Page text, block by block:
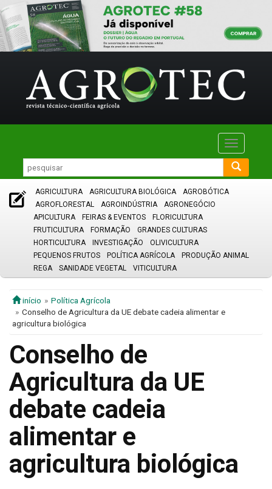
Toggle
AGRICULTURA AGRICULTURA BIOLÓGICA
AGROBÓTICA
AGROFLORESTAL
AGROINDÚSTRIA
AGRONEGÓCIO
APICULTURA
FEIRAS & EVENTOS
FLORICULTURA
FRUTICULTURA
FORMAÇÃO
GRANDES CULTURAS
HORTICULTURA
INVESTIGAÇÃO
OLIVICULTURA
PEQUENOS FRUTOS
POLÍTICA AGRÍCOLA
PRODUÇÃO ANIMAL
REGA
SANIDADE VEGETAL VITICULTURA
início
Política Agrícola
Conselho de Agricultura da UE debate cadeia alimentar e
agricultura biológica
Conselho de
Agricultura da UE
debate cadeia
alimentar e
agricultura biológica